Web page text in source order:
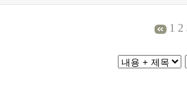
1 2